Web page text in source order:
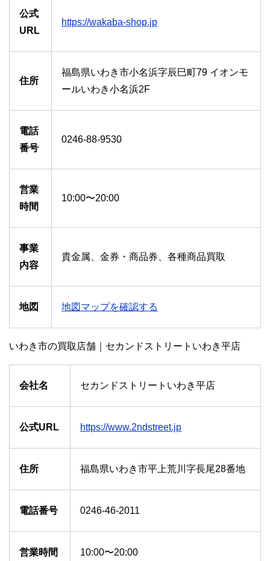
公式
URL
https://wakaba-shop.jp
住所
福島県いわき市小名浜字辰巳町79 イオンモ
ールいわき小名浜2F
電話
番号
0246-88-9530
営業
時間
10:00〜20:00
事業
内容
貴金属、金券・商品券、各種商品買取
地図 地図マップを確認する
いわき市の買取店舗｜セカンドストリートいわき平店
会社名 セカンドストリートいわき平店
公式URL https://www.2ndstreet.jp
住所 福島県いわき市平上荒川字長尾28番地
電話番号 0246-46-2011
営業時間 10:00〜20:00